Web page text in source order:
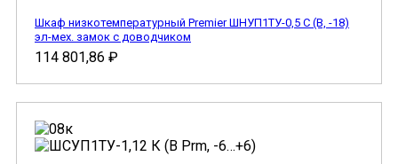
Шкаф низкотемпературный Premier ШНУП1ТУ-0,5 С (В, -18)
эл-мех. замок с доводчиком
114 801,86 ₽